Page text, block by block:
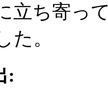
立ち寄っ
た。
: